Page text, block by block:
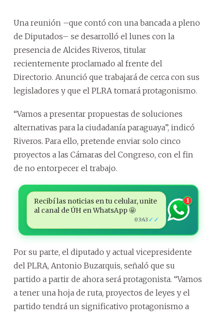
Una reunión –que contó con una bancada a pleno
de Diputados– se desarrolló el lunes con la
presencia de Alcides Riveros, titular
recientemente proclamado al frente del
Directorio. Anunció que trabajará de cerca con sus
legisladores y que el PLRA tomará protagonismo.
“Vamos a presentar propuestas de soluciones
alternativas para la ciudadanía paraguaya”, indicó
Riveros. Para ello, pretende enviar solo cinco
proyectos a las Cámaras del Congreso, con el fin
de no entorpecer el trabajo.
Recibí las noticias en tu celular, unite
al canal de ÚH en WhatsApp 🤩
03:43 ✓✓
1
Por su parte, el diputado y actual vicepresidente
del PLRA, Antonio Buzarquis, señaló que su
partido a partir de ahora será protagonista. “Vamos
a tener una hoja de ruta, proyectos de leyes y el
partido tendrá un significativo protagonismo a